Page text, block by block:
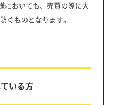
においても、売買の際に大
ぐものとなります。
いる方